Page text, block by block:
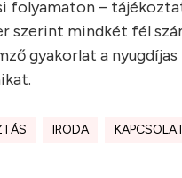
folyamaton –
szerint mindkét fél
gyakorlat a
IRODA